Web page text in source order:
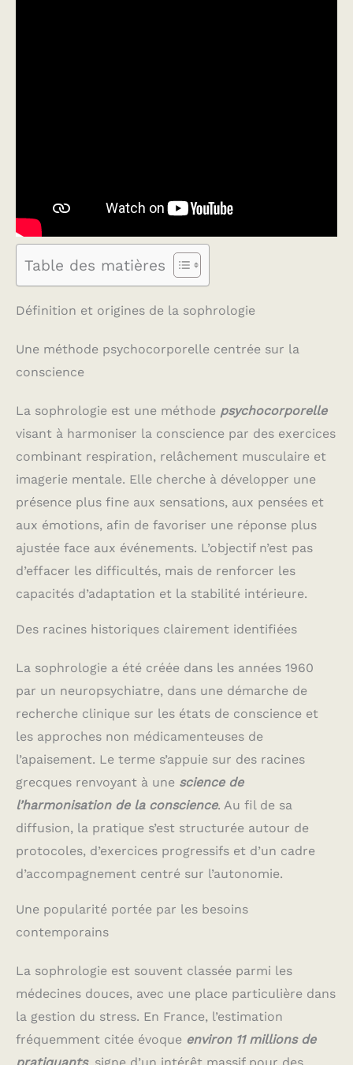
Table des matières
Définition et origines de la sophrologie
Une méthode psychocorporelle centrée sur la
conscience
La sophrologie est une méthode psychocorporelle
visant à harmoniser la conscience par des exercices
combinant respiration, relâchement musculaire et
imagerie mentale. Elle cherche à développer une
présence plus fine aux sensations, aux pensées et
aux émotions, afin de favoriser une réponse plus
ajustée face aux événements. L’objectif n’est pas
d’effacer les difficultés, mais de renforcer les
capacités d’adaptation et la stabilité intérieure.
Des racines historiques clairement identifiées
La sophrologie a été créée dans les années 1960
par un neuropsychiatre, dans une démarche de
recherche clinique sur les états de conscience et
les approches non médicamenteuses de
l’apaisement. Le terme s’appuie sur des racines
grecques renvoyant à une science de
l’harmonisation de la conscience. Au fil de sa
diffusion, la pratique s’est structurée autour de
protocoles, d’exercices progressifs et d’un cadre
d’accompagnement centré sur l’autonomie.
Une popularité portée par les besoins
contemporains
La sophrologie est souvent classée parmi les
médecines douces, avec une place particulière dans
la gestion du stress. En France, l’estimation
fréquemment citée évoque environ 11 millions de